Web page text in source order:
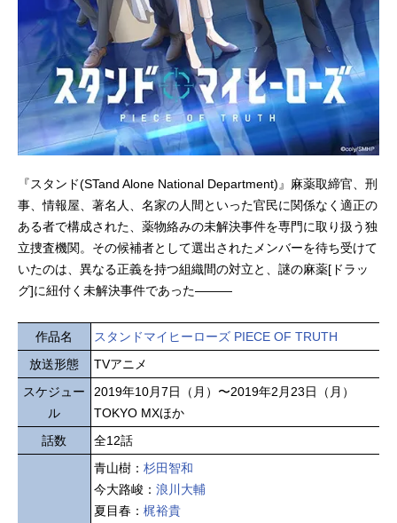
『スタンド(STand Alone National Department)』麻薬取締官、刑
事、情報屋、著名人、名家の人間といった官民に関係なく適正の
ある者で構成された、薬物絡みの未解決事件を専門に取り扱う独
立捜査機関。その候補者として選出されたメンバーを待ち受けて
いたのは、異なる正義を持つ組織間の対立と、謎の麻薬[ドラッ
グ]に紐付く未解決事件であった―――
作品名
スタンドマイヒーローズ PIECE OF TRUTH
放送形態
TVアニメ
スケジュー
ル
2019年10月7日（月）〜2019年2月23日（月）
TOKYO MXほか
話数
全12話
青山樹： 杉田智和
今大路峻： 浪川大輔
夏目春： 梶裕貴